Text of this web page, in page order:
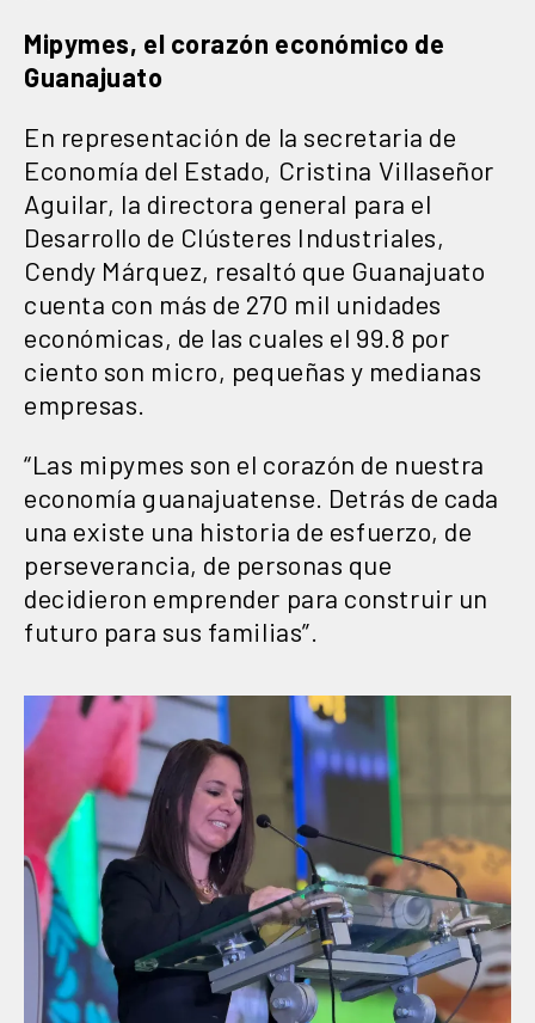
Mipymes, el corazón económico de
Guanajuato
En representación de la secretaria de
Economía del Estado, Cristina Villaseñor
Aguilar, la directora general para el
Desarrollo de Clústeres Industriales,
Cendy Márquez, resaltó que Guanajuato
cuenta con más de 270 mil unidades
económicas, de las cuales el 99.8 por
ciento son micro, pequeñas y medianas
empresas.
“Las mipymes son el corazón de nuestra
economía guanajuatense. Detrás de cada
una existe una historia de esfuerzo, de
perseverancia, de personas que
decidieron emprender para construir un
futuro para sus familias”.